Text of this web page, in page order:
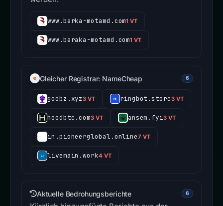
www.barka-motamd.com1 VT
www.baraka-motamd.com1 VT
Gleicher Registrar: NameCheap 6
goobz.xyz3 VT ringbot.store3 VT
hoodbtc.com3 VT ansem.fyi3 VT
in.pioneerglobal.online7 VT
livemain.work4 VT
Aktuelle Bedrohungsberichte 6